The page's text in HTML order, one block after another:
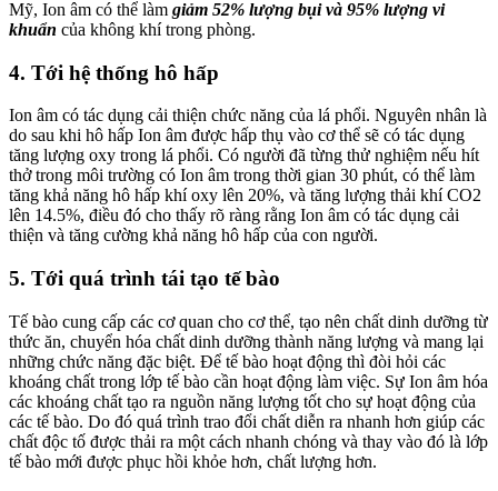
Mỹ, Ion âm có thể làm giảm 52% lượng bụi và 95% lượng vi
khuẩn của không khí trong phòng.
4. Tới hệ thống hô hấp
Ion âm có tác dụng cải thiện chức năng của lá phổi. Nguyên nhân là
do sau khi hô hấp Ion âm được hấp thụ vào cơ thể sẽ có tác dụng
tăng lượng oxy trong lá phổi. Có người đã từng thử nghiệm nếu hít
thở trong môi trường có Ion âm trong thời gian 30 phút, có thể làm
tăng khả năng hô hấp khí oxy lên 20%, và tăng lượng thải khí CO2
lên 14.5%, điều đó cho thấy rõ ràng rằng Ion âm có tác dụng cải
thiện và tăng cường khả năng hô hấp của con người.
5. Tới quá trình tái tạo tế bào
Tế bào cung cấp các cơ quan cho cơ thể, tạo nên chất dinh dưỡng từ
thức ăn, chuyển hóa chất dinh dưỡng thành năng lượng và mang lại
những chức năng đặc biệt. Để tế bào hoạt động thì đòi hỏi các
khoáng chất trong lớp tế bào cần hoạt động làm việc. Sự Ion âm hóa
các khoáng chất tạo ra nguồn năng lượng tốt cho sự hoạt động của
các tế bào. Do đó quá trình trao đổi chất diễn ra nhanh hơn giúp các
chất độc tố được thải ra một cách nhanh chóng và thay vào đó là lớp
tế bào mới được phục hồi khỏe hơn, chất lượng hơn.